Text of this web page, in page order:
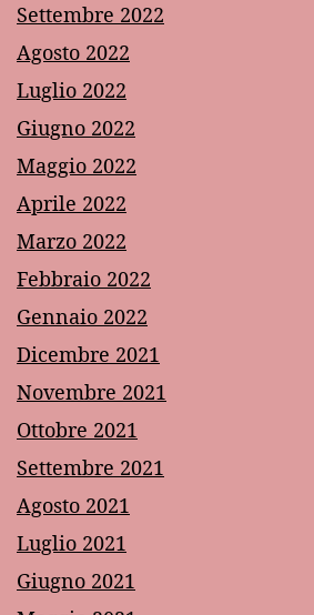
Settembre 2022
Agosto 2022
Luglio 2022
Giugno 2022
Maggio 2022
Aprile 2022
Marzo 2022
Febbraio 2022
Gennaio 2022
Dicembre 2021
Novembre 2021
Ottobre 2021
Settembre 2021
Agosto 2021
Luglio 2021
Giugno 2021